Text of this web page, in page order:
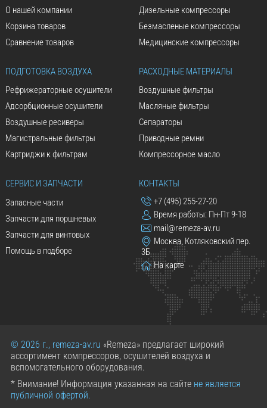
О нашей компании
Корзина товаров
Сравнение товаров
Дизельные компрессоры
Безмасленые компрессоры
Медицинские компрессоры
ПОДГОТОВКА ВОЗДУХА
Рефрижераторные осушители
Адсорбционные осушители
Воздушные ресиверы
Магистральные фильтры
Картриджи к фильтрам
РАСХОДНЫЕ МАТЕРИАЛЫ
Воздушные фильтры
Масляные фильтры
Сепараторы
Приводные ремни
Компрессорное масло
СЕРВИС И ЗАПЧАСТИ
Запасные части
Запчасти для поршневых
Запчасти для винтовых
Помощь в подборе
КОНТАКТЫ
+7 (495) 255-27-20
Время работы: Пн-Пт 9-18
mail@remeza-av.ru
Москва, Котляковский пер.
3Б
На карте
© 2026 г., remeza-av.ru «Remeza» предлагает широкий
ассортимент компрессоров, осушителей воздуха и
вспомогательного оборудования.
* Внимание! Информация указанная на сайте не является
публичной офертой.